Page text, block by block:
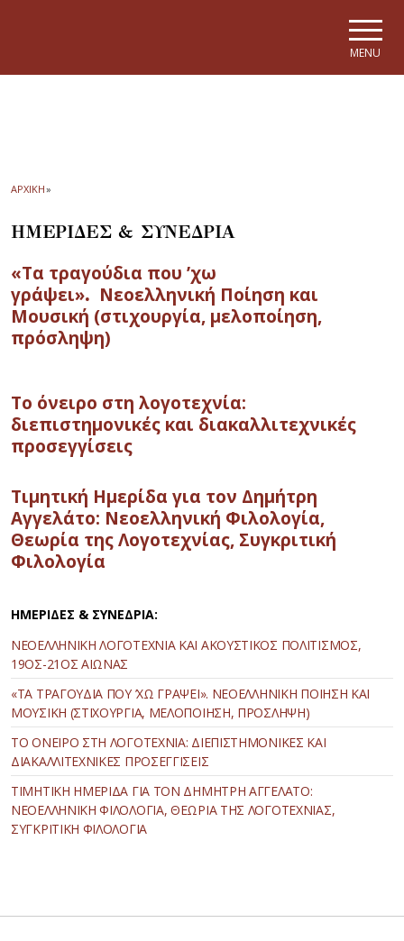
MENU
ΑΡΧΙΚΗ»
ΗΜΕΡΙΔΕΣ & ΣΥΝΕΔΡΙΑ
«Τα τραγούδια που ’χω
γράψει». Νεοελληνική Ποίηση και
Μουσική (στιχουργία, μελοποίηση,
πρόσληψη)
Το όνειρο στη λογοτεχνία:
διεπιστημονικές και διακαλλιτεχνικές
προσεγγίσεις
Τιμητική Ημερίδα για τον Δημήτρη
Αγγελάτο: Νεοελληνική Φιλολογία,
Θεωρία της Λογοτεχνίας, Συγκριτική
Φιλολογία
ΗΜΕΡΙΔΕΣ & ΣΥΝΕΔΡΙΑ:
ΝΕΟΕΛΛΗΝΙΚΗ ΛΟΓΟΤΕΧΝΙΑ ΚΑΙ ΑΚΟΥΣΤΙΚΟΣ ΠΟΛΙΤΙΣΜΟΣ,
19ΟΣ-21ΟΣ ΑΙΩΝΑΣ
«ΤΑ ΤΡΑΓΟΥΔΙΑ ΠΟΥ ’ΧΩ ΓΡΑΨΕΙ». ΝΕΟΕΛΛΗΝΙΚΗ ΠΟΙΗΣΗ ΚΑΙ
ΜΟΥΣΙΚΗ (ΣΤΙΧΟΥΡΓΙΑ, ΜΕΛΟΠΟΙΗΣΗ, ΠΡΟΣΛΗΨΗ)
ΤΟ ΟΝΕΙΡΟ ΣΤΗ ΛΟΓΟΤΕΧΝΙΑ: ΔΙΕΠΙΣΤΗΜΟΝΙΚΕΣ ΚΑΙ
ΔΙΑΚΑΛΛΙΤΕΧΝΙΚΕΣ ΠΡΟΣΕΓΓΙΣΕΙΣ
ΤΙΜΗΤΙΚΗ ΗΜΕΡΙΔΑ ΓΙΑ ΤΟΝ ΔΗΜΗΤΡΗ ΑΓΓΕΛΑΤΟ:
ΝΕΟΕΛΛΗΝΙΚΗ ΦΙΛΟΛΟΓΙΑ, ΘΕΩΡΙΑ ΤΗΣ ΛΟΓΟΤΕΧΝΙΑΣ,
ΣΥΓΚΡΙΤΙΚΗ ΦΙΛΟΛΟΓΙΑ